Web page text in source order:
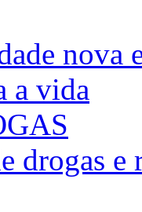
nova
a vida
drogas e